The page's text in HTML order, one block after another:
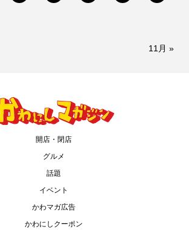
11月 »
開店・閉店
グルメ
話題
イベント
かわマガ広告
かわにしクーポン